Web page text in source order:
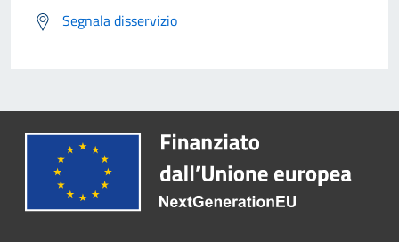
Segnala disservizio